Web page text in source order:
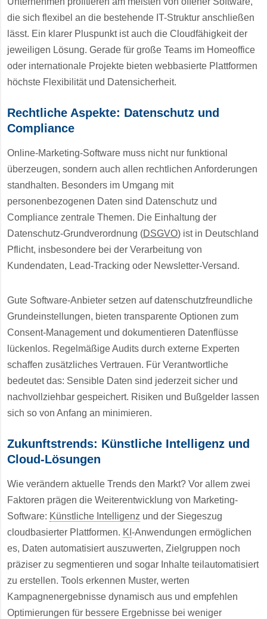
die sich flexibel an die bestehende IT-Struktur anschließen
lässt. Ein klarer Pluspunkt ist auch die Cloudfähigkeit der
jeweiligen Lösung. Gerade für große Teams im Homeoffice
oder internationale Projekte bieten webbasierte Plattformen
höchste Flexibilität und Datensicherheit.
Rechtliche Aspekte: Datenschutz und
Compliance
Online-Marketing-Software muss nicht nur funktional
überzeugen, sondern auch allen rechtlichen Anforderungen
standhalten. Besonders im Umgang mit
personenbezogenen Daten sind Datenschutz und
Compliance zentrale Themen. Die Einhaltung der
Datenschutz-Grundverordnung (DSGVO) ist in Deutschland
Pflicht, insbesondere bei der Verarbeitung von
Kundendaten, Lead-Tracking oder Newsletter-Versand.
Gute Software-Anbieter setzen auf datenschutzfreundliche
Grundeinstellungen, bieten transparente Optionen zum
Consent-Management und dokumentieren Datenflüsse
lückenlos. Regelmäßige Audits durch externe Experten
schaffen zusätzliches Vertrauen. Für Verantwortliche
bedeutet das: Sensible Daten sind jederzeit sicher und
nachvollziehbar gespeichert. Risiken und Bußgelder lassen
sich so von Anfang an minimieren.
Zukunftstrends: Künstliche Intelligenz und
Cloud-Lösungen
Wie verändern aktuelle Trends den Markt? Vor allem zwei
Faktoren prägen die Weiterentwicklung von Marketing-
Software: Künstliche Intelligenz und der Siegeszug
cloudbasierter Plattformen. KI -Anwendungen ermöglichen
es, Daten automatisiert auszuwerten, Zielgruppen noch
präziser zu segmentieren und sogar Inhalte teilautomatisiert
zu erstellen. Tools erkennen Muster, werten
Kampagnenergebnisse dynamisch aus und empfehlen
Optimierungen für bessere Ergebnisse bei weniger